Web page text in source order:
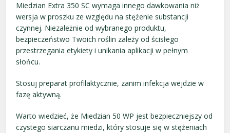
Miedzian Extra 350 SC wymaga innego dawkowania niż
wersja w proszku ze względu na stężenie substancji
czynnej. Niezależnie od wybranego produktu,
bezpieczeństwo Twoich roślin zależy od ścisłego
przestrzegania etykiety i unikania aplikacji w pełnym
słońcu.
Stosuj preparat profilaktycznie, zanim infekcja wejdzie w
fazę aktywną.
Warto wiedzieć, że Miedzian 50 WP jest bezpieczniejszy od
czystego siarczanu miedzi, który stosuje się w stężeniach